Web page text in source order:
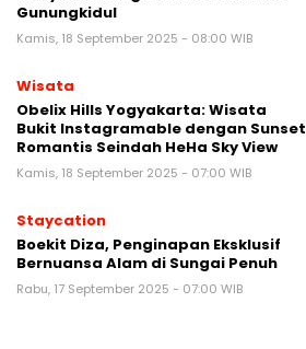
Gunungkidul
Kamis, 18 September 2025 - 08:00 WIB
Wisata
Obelix Hills Yogyakarta: Wisata
Bukit Instagramable dengan Sunset
Romantis Seindah HeHa Sky View
Kamis, 18 September 2025 - 07:00 WIB
Staycation
Boekit Diza, Penginapan Eksklusif
Bernuansa Alam di Sungai Penuh
Rabu, 17 September 2025 - 07:00 WIB